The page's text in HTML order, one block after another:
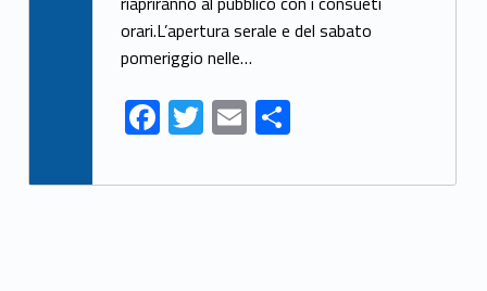
k
orari.L’apertura serale e del sabato
pomeriggio nelle…
F
ac
e
T
w
itt
E
m
ai
S
ar